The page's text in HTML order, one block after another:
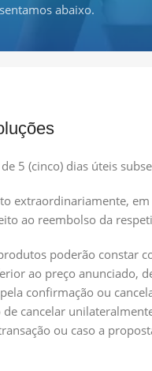
abaixo.
5 (cinco) dias úteis
extraordinariamente,
ao reembolso da
poderão
ao preço anunciado,
confirmação ou
cancelar
ou caso a